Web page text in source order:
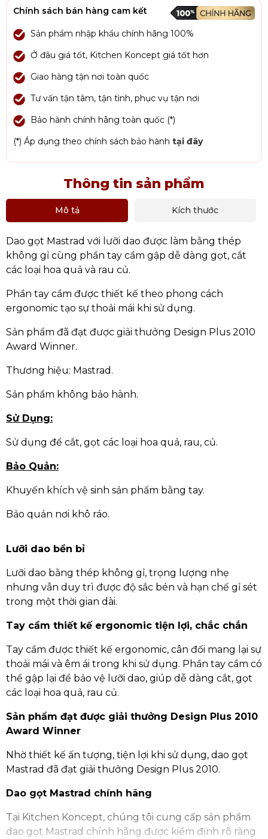
Chính sách bán hàng cam kết
Sản phẩm nhập khẩu chính hãng 100%
Ở đâu giá tốt, Kitchen Koncept giá tốt hơn
Giao hàng tận nơi toàn quốc
Tư vấn tận tâm, tận tình, phục vụ tận nơi
Bảo hành chính hãng toàn quốc (*)
(*) Áp dụng theo chính sách bảo hành tại đây
Thông tin sản phẩm
Mô tả Kích thước
Dao gọt Mastrad với lưỡi dao được làm bằng thép
không gỉ cùng phần tay cầm gập dễ dàng gọt, cắt
các loại hoa quả và rau củ.
Phần tay cầm được thiết kế theo phong cách
ergonomic tạo sự thoải mái khi sử dụng.
Sản phẩm đã đạt được giải thưởng Design Plus 2010
Award Winner.
Thương hiệu: Mastrad.
Sản phẩm không bảo hành.
Sử Dụng:
Sử dụng để cắt, gọt các loại hoa quả, rau, củ.
Bảo Quản:
Khuyến khích vệ sinh sản phẩm bằng tay.
Bảo quản nơi khô ráo.
Lưỡi dao bền bỉ
Lưỡi dao bằng thép không gỉ, trọng lượng nhẹ
nhưng vẫn duy trì được độ sắc bén và hạn chế gỉ sét
trong một thời gian dài.
Tay cầm thiết kế ergonomic tiện lợi, chắc chắn
Tay cầm được thiết kế ergonomic, cân đối mang lại sự
thoải mái và êm ái trong khi sử dụng. Phần tay cầm có
thể gập lại để bảo vệ lưỡi dao, giúp dễ dàng cắt, gọt
các loại hoa quả, rau củ.
Sản phẩm đạt được giải thưởng Design Plus 2010
Award Winner
Nhờ thiết kế ấn tượng, tiện lợi khi sử dụng, dao gọt
Mastrad đã đạt giải thưởng Design Plus 2010.
Dao gọt Mastrad chính hãng
Tại Kitchen Koncept, chúng tôi cung cấp sản phẩm
dao gọt Mastrad chính hãng được kiểm định rõ ràng